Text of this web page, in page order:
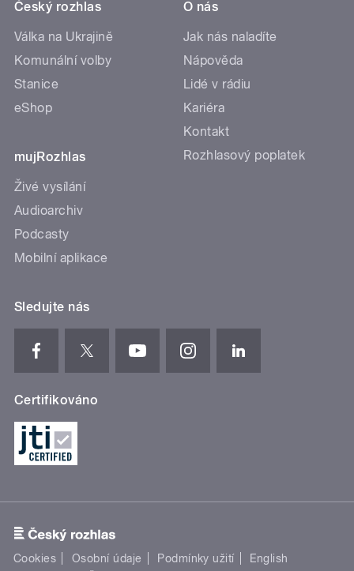
Český rozhlas
Válka na Ukrajině
Komunální volby
Stanice
eShop
mujRozhlas
Živé vysílání
Audioarchiv
Podcasty
Mobilní aplikace
O nás
Jak nás naladíte
Nápověda
Lidé v rádiu
Kariéra
Kontakt
Rozhlasový poplatek
Sledujte nás
Certifikováno
Cookies Osobní údaje Podmínky užití
English